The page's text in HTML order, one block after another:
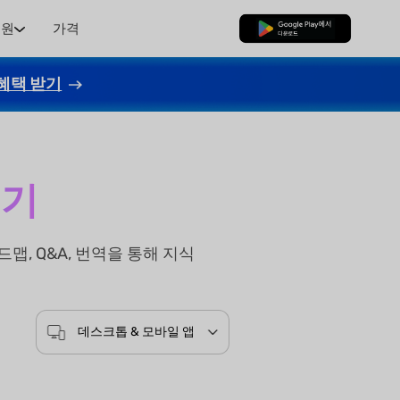
가격 무료로 다운로드
택 받기
맵, Q&A, 번역을 통해 지식
데스크톱 & 모바일 앱